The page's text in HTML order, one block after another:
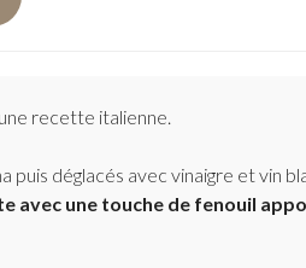
recette italienne.
puis déglacés avec vinaigre et vin
avec une touche de fenouil